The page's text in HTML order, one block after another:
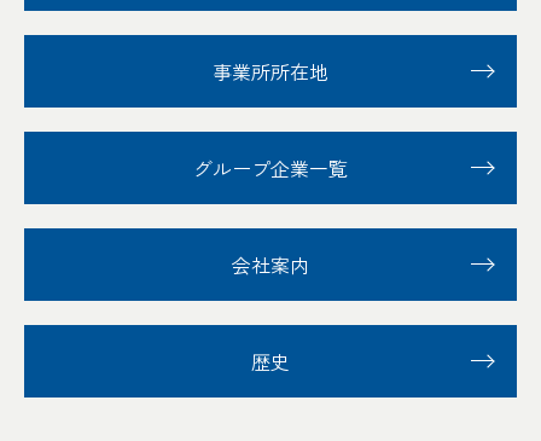
事業所所在地
グループ企業一覧
会社案内
歴史